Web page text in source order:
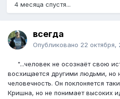
4 месяца спустя...
всегда
Опубликовано 22 октября,
"...человек не осознаёт свою
восхищается другими людьми, но
человечность. Он поклоняется
Кришна, но не понимает высоких